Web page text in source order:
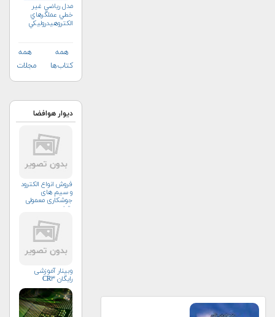
مدل رياضي غير
خطي عملگرهاي
الكتروهيدروليكي
همه
کتاب‌ها
همه
مجلات
دیوار هوافضا
فروش انواع الکترود
و سیم های
جوشکاری معمولی
وتخصصی
وبینار آموزشی
رایگان CR۳